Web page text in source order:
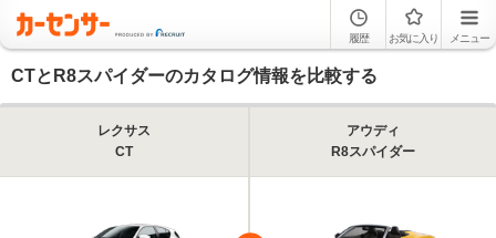
履歴 お気に入り メニュー
CTとR8スパイダーのカタログ情報を比較する
レクサス
CT
アウディ
R8スパイダー